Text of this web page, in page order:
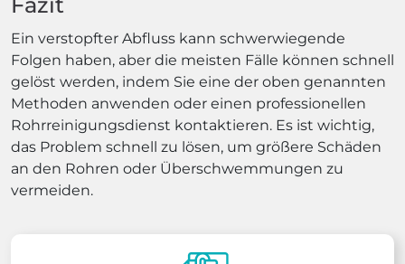
Ein verstopfter Abfluss kann schwerwiegende
Folgen haben, aber die meisten Fälle können schnell
gelöst werden, indem Sie eine der oben genannten
Methoden anwenden oder einen professionellen
Rohrreinigungsdienst kontaktieren. Es ist wichtig,
das Problem schnell zu lösen, um größere Schäden
an den Rohren oder Überschwemmungen zu
vermeiden.